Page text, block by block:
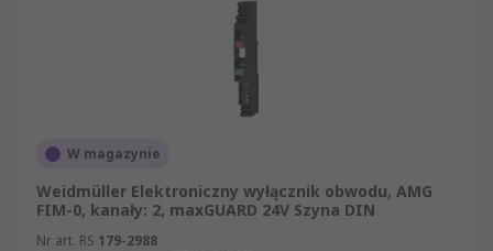
W magazynie
Weidmüller Elektroniczny wyłącznik obwodu, AMG
FIM-0, kanały: 2, maxGUARD 24V Szyna DIN
Nr art. RS 179-2988